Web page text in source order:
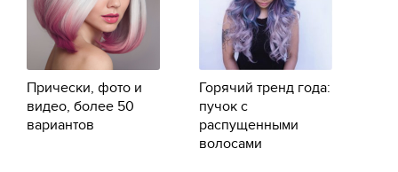
Прически, фото и
видео, более 50
вариантов
Горячий тренд года:
пучок с
распущенными
волосами